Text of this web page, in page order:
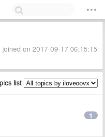
on 2017-09-17 06:15:15
list
1